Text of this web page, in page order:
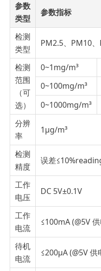
参数
类型
参数指标
检测
类型
PM2.5、PM10、
检测
范围
（可
选）
0~1mg/m³
0~100mg/m³
0~1000mg/m³
分辨
率
1μg/m³
检测
精度
误差
工作
电压
DC 5V±0.1V
工作
电流
≤100mA (@5V
待机
电流
≤200μA (@5V 供